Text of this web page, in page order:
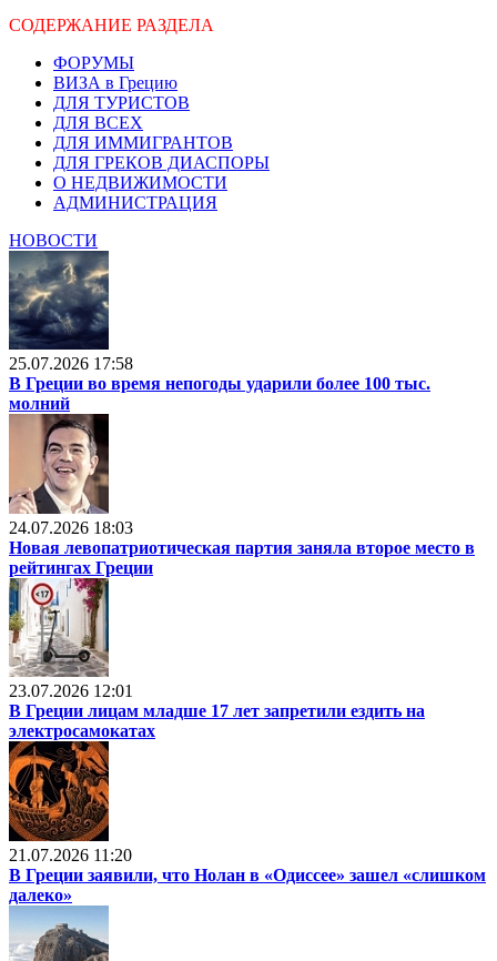
СОДЕРЖАНИЕ РАЗДЕЛА
ФОРУМЫ
ВИЗА в Грецию
ДЛЯ ТУРИСТОВ
ДЛЯ ВСЕХ
ДЛЯ ИММИГРАНТОВ
ДЛЯ ГРЕКОВ ДИАСПОРЫ
О НЕДВИЖИМОСТИ
АДМИНИСТРАЦИЯ
НОВОСТИ
25.07.2026 17:58
В Греции во время непогоды ударили более 100 тыс.
молний
24.07.2026 18:03
Новая левопатриотическая партия заняла второе место в
рейтингах Греции
23.07.2026 12:01
В Греции лицам младше 17 лет запретили ездить на
электросамокатах
21.07.2026 11:20
В Греции заявили, что Нолан в «Одиссее» зашел «слишком
далеко»